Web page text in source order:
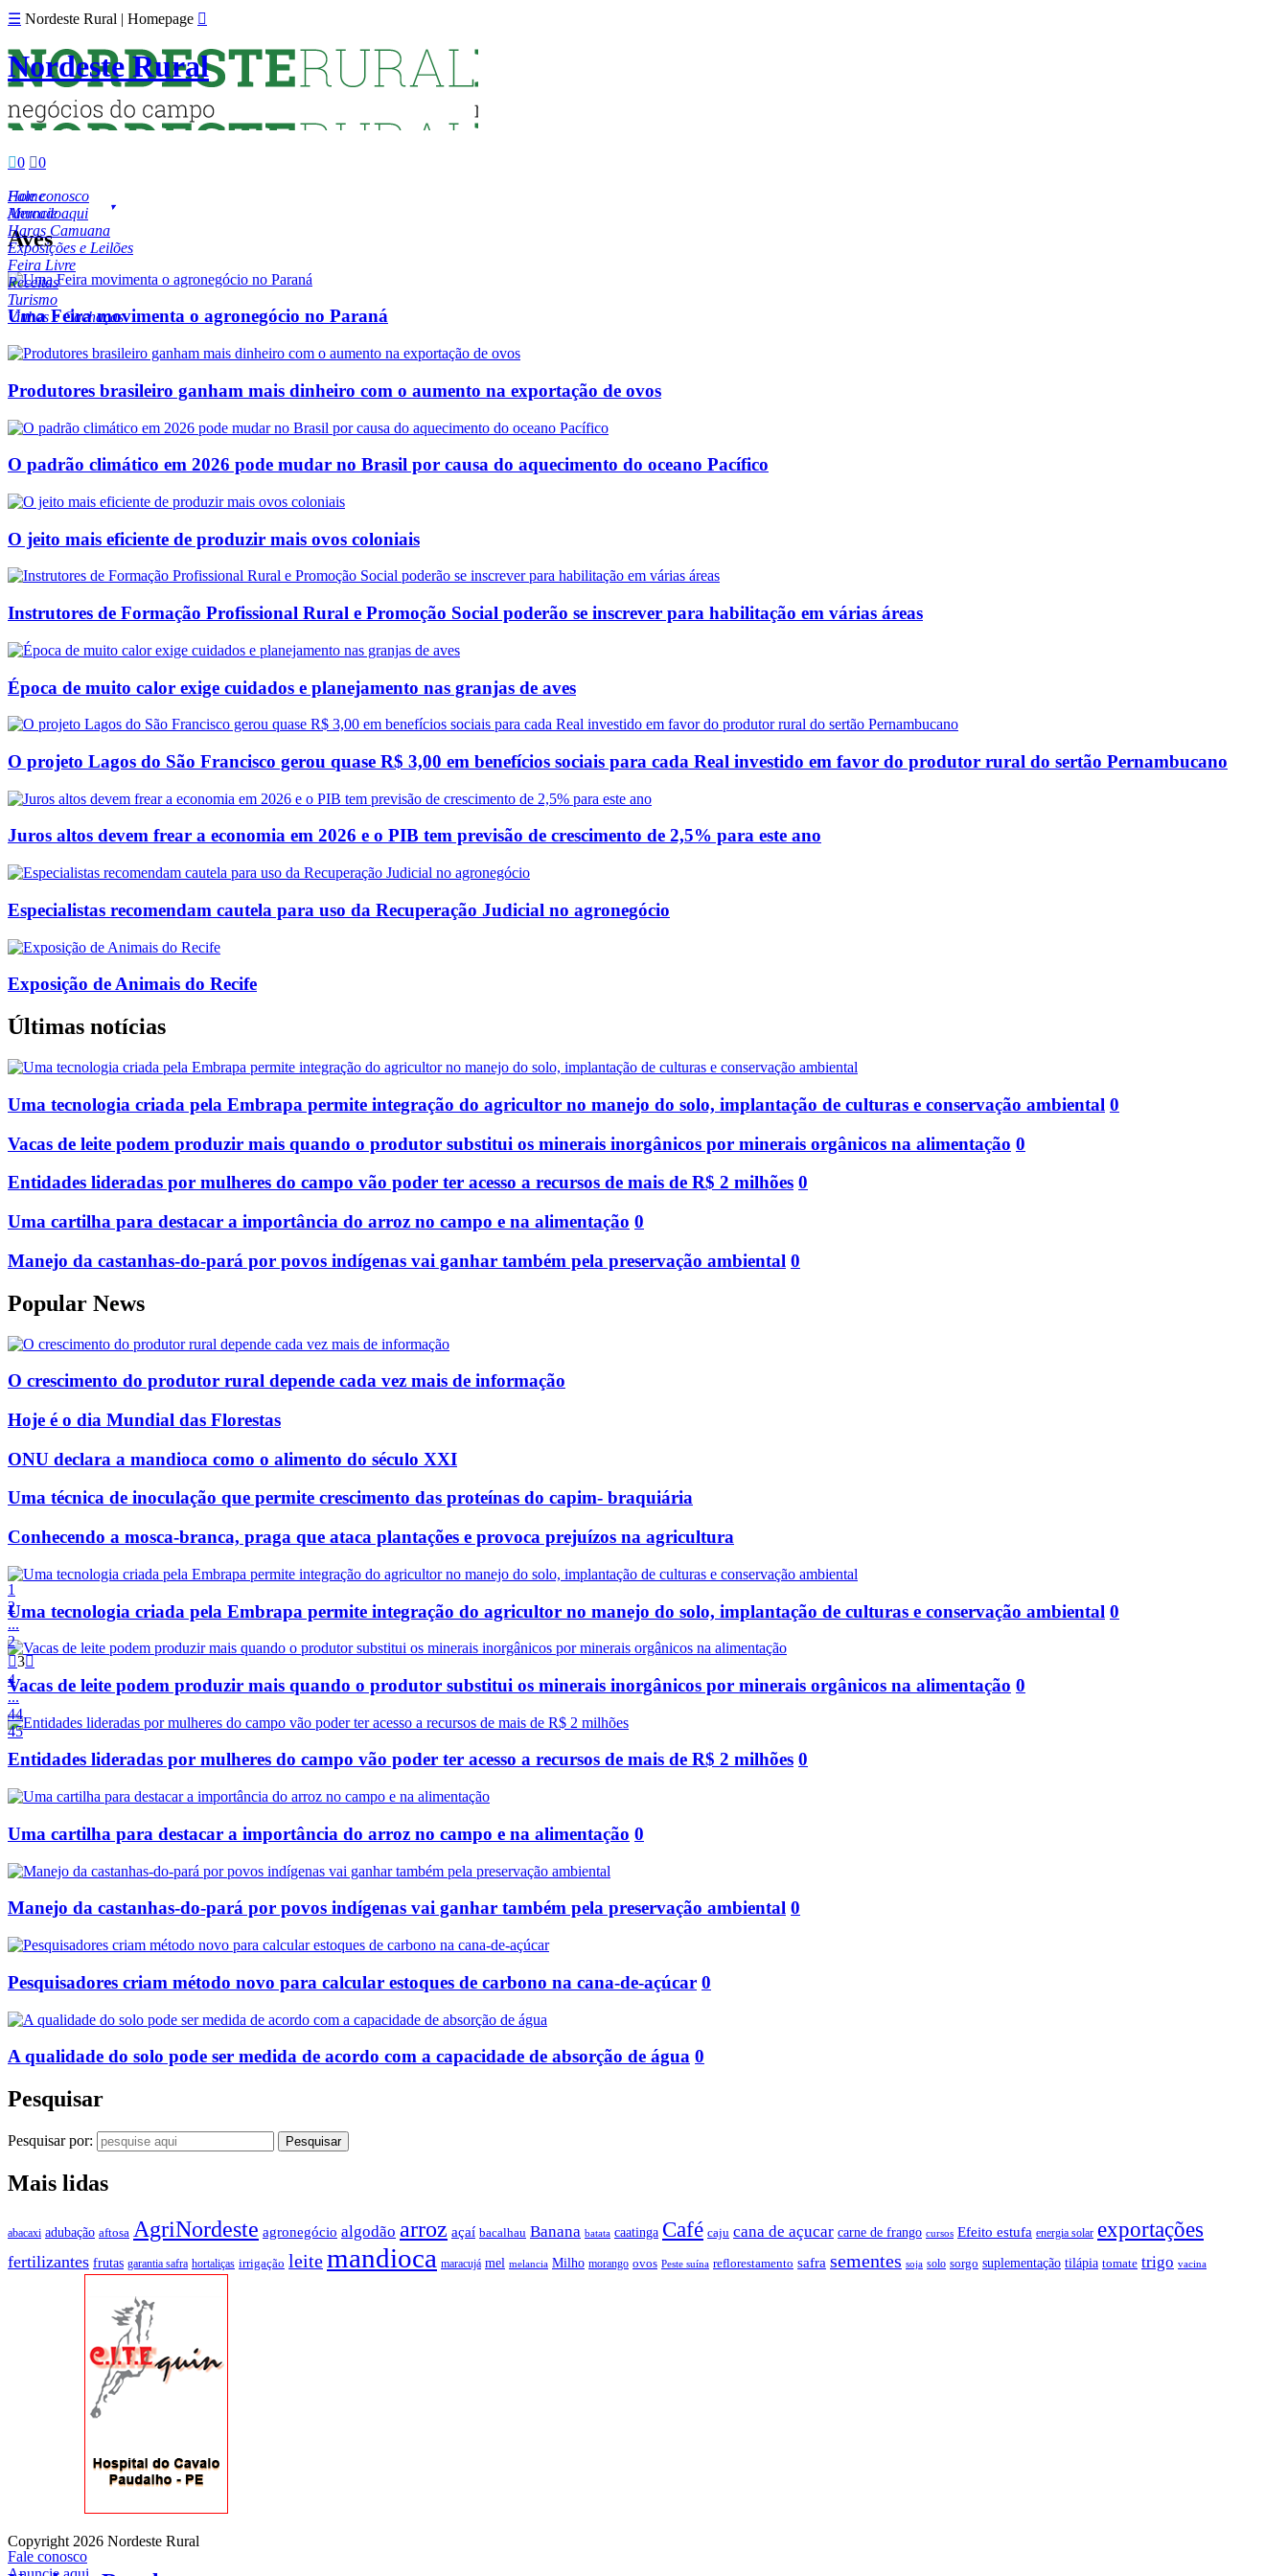
☰ Nordeste Rural | Homepage 
Nordeste Rural
0 0
Fale conosco
Anuncie aqui
Home
Mercado
Haras Camuana
Exposições e Leilões
Feira Livre
Receitas
Turismo
Vinhos e Cachaças
Aves
Uma Feira movimenta o agronegócio no Paraná
Produtores brasileiro ganham mais dinheiro com o aumento na exportação de ovos
O padrão climático em 2026 pode mudar no Brasil por causa do aquecimento do oceano Pacífico
O jeito mais eficiente de produzir mais ovos coloniais
Instrutores de Formação Profissional Rural e Promoção Social poderão se inscrever para habilitação em várias áreas
Época de muito calor exige cuidados e planejamento nas granjas de aves
O projeto Lagos do São Francisco gerou quase R$ 3,00 em benefícios sociais para cada Real investido em favor do produtor rural do sertão Pernambucano
Juros altos devem frear a economia em 2026 e o PIB tem previsão de crescimento de 2,5% para este ano
Especialistas recomendam cautela para uso da Recuperação Judicial no agronegócio
Exposição de Animais do Recife
Últimas notícias
Uma tecnologia criada pela Embrapa permite integração do agricultor no manejo do solo, implantação de culturas e conservação ambiental 0
Vacas de leite podem produzir mais quando o produtor substitui os minerais inorgânicos por minerais orgânicos na alimentação 0
Entidades lideradas por mulheres do campo vão poder ter acesso a recursos de mais de R$ 2 milhões 0
Uma cartilha para destacar a importância do arroz no campo e na alimentação 0
Manejo da castanhas-do-pará por povos indígenas vai ganhar também pela preservação ambiental 0
Popular News
O crescimento do produtor rural depende cada vez mais de informação
Hoje é o dia Mundial das Florestas
ONU declara a mandioca como o alimento do século XXI
Uma técnica de inoculação que permite crescimento das proteínas do capim- braquiária
Conhecendo a mosca-branca, praga que ataca plantações e provoca prejuízos na agricultura
1
2
...
2
3
4
...
44
45
Uma tecnologia criada pela Embrapa permite integração do agricultor no manejo do solo, implantação de culturas e conservação ambiental 0
Vacas de leite podem produzir mais quando o produtor substitui os minerais inorgânicos por minerais orgânicos na alimentação 0
Entidades lideradas por mulheres do campo vão poder ter acesso a recursos de mais de R$ 2 milhões 0
Uma cartilha para destacar a importância do arroz no campo e na alimentação 0
Manejo da castanhas-do-pará por povos indígenas vai ganhar também pela preservação ambiental 0
Pesquisadores criam método novo para calcular estoques de carbono na cana-de-açúcar 0
A qualidade do solo pode ser medida de acordo com a capacidade de absorção de água 0
Pesquisar
Pesquisar por:
Mais lidas
abacaxi adubação aftosa AgriNordeste agronegócio algodão arroz açaí bacalhau Banana batata caatinga Café caju cana de açucar carne de frango cursos Efeito estufa energia solar exportações
fertilizantes frutas garantia safra hortaliças irrigação leitemandioca maracujá mel melancia Milho morango ovos Peste suína reflorestamento safra sementes soja solo sorgo suplementação tilápia tomate trigo vacina
Fale conosco
Copyright 2026 Nordeste Rural